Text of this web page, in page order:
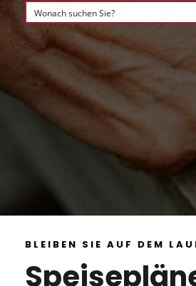
BLEIBEN SIE AUF DEM